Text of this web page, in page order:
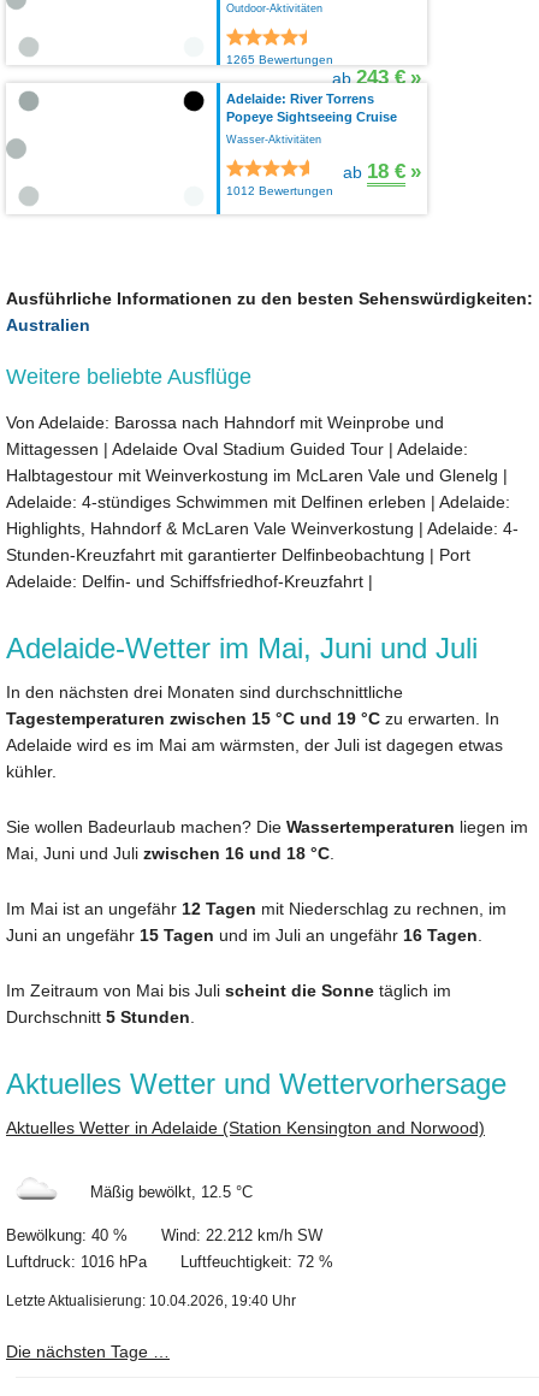
Outdoor-Aktivitäten
1265 Bewertungen
ab243 € »
Adelaide: River Torrens
Popeye Sightseeing Cruise
Wasser-Aktivitäten
1012 Bewertungen
ab 18 € »
Ausführliche Informationen zu den besten Sehenswürdigkeiten:
Australien
Weitere beliebte Ausflüge
Von Adelaide: Barossa nach Hahndorf mit Weinprobe und
Mittagessen | Adelaide Oval Stadium Guided Tour | Adelaide:
Halbtagestour mit Weinverkostung im McLaren Vale und Glenelg |
Adelaide: 4-stündiges Schwimmen mit Delfinen erleben | Adelaide:
Highlights, Hahndorf & McLaren Vale Weinverkostung | Adelaide: 4-
Stunden-Kreuzfahrt mit garantierter Delfinbeobachtung | Port
Adelaide: Delfin- und Schiffsfriedhof-Kreuzfahrt |
Adelaide-Wetter im Mai, Juni und Juli
In den nächsten drei Monaten sind durchschnittliche
Tagestemperaturen zwischen 15 °C und 19 °C zu erwarten. In
Adelaide wird es im Mai am wärmsten, der Juli ist dagegen etwas
kühler.
Sie wollen Badeurlaub machen? Die Wassertemperaturen liegen im
Mai, Juni und Juli zwischen 16 und 18 °C.
Im Mai ist an ungefähr 12 Tagen mit Niederschlag zu rechnen, im
Juni an ungefähr 15 Tagen und im Juli an ungefähr 16 Tagen.
Im Zeitraum von Mai bis Juli scheint die Sonne täglich im
Durchschnitt 5 Stunden.
Aktuelles Wetter und Wettervorhersage
Aktuelles Wetter in Adelaide (Station Kensington and Norwood)
Mäßig bewölkt, 12.5 °C
Bewölkung: 40 % Wind: 22.212 km/h SW
Luftdruck: 1016 hPa Luftfeuchtigkeit: 72 %
Letzte Aktualisierung: 10.04.2026, 19:40 Uhr
Die nächsten Tage …